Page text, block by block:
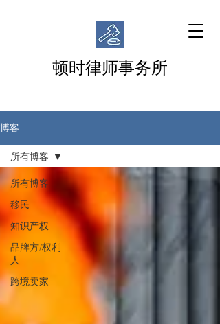
顿时律师事务所
博客
所有博客
移民
知识产权
品牌方/权利
人
跨境卖家
所有博客